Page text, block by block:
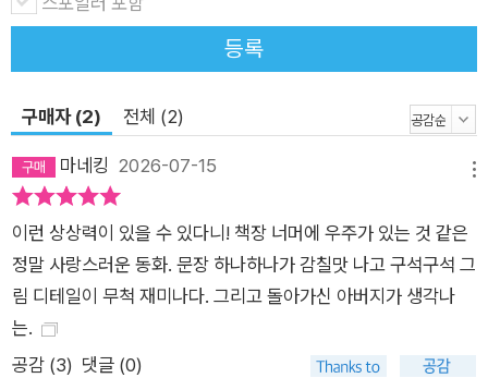
저는 우리가 어떤 상황에도 체념해서는 안 된다고 생각합니다. 언
제나 무언가 행동할 수 있는 가능성이 있으니까요. 이 책은 결국
‘우리가 바라는 미래’에 대한 이야기입니다. 예를 들어 환경 문제
때문에 불안함을 느낄 수도 있습니다. 그 불안에 짓눌리는 대신,
우리가 정말 원하는 미래는 무엇일까를 생각하는 것이 중요합니
다. 그리고 그 미래를 향해 에너지를 쏟는 것이죠. 이야기 속 에디
트도 자신을 설레게 하는 미래의 모습을 보게 됩니다. 그러자 에
디트는 말합니다. “내가 이 도시의 시장이 된다면 나무를 좀 더
많이 심을 수 있을지도 몰라!” 저는 이 책을 읽는 아이들도 ‘나에
게도 목소리가 있고, 나 역시 세상을 바꿀 수 있어’라고 느끼기를
바랍니다. 물론 자기 주변의 작은 변화부터 시작해서 말이죠. 에
디트도 자신의 동네를 아름답게 만들며 변화를 시작합니다. 그리
등록
구매자 (2) 전체 (2)
마네킹 2026-07-15
이런 상상력이 있을 수 있다니! 책장 너머에 우주가 있는 것 같은
정말 사랑스러운 동화. 문장 하나하나가 감칠맛 나고 구석구석 그
림 디테일이 무척 재미나다. 그리고 돌아가신 아버지가 생각나
는.
공감 (3) 댓글 (0)